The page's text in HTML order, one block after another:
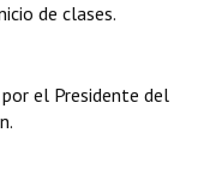
de clases.
el Presidente del